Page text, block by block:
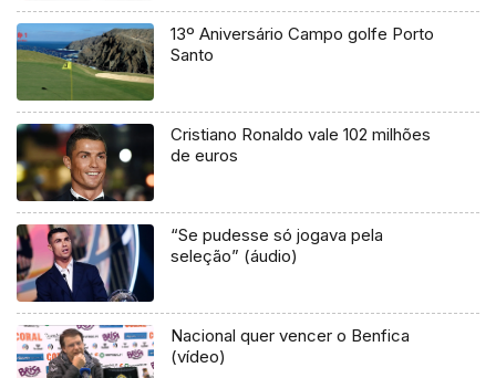
13º Aniversário Campo golfe Porto
Santo
Cristiano Ronaldo vale 102 milhões
de euros
“Se pudesse só jogava pela
seleção” (áudio)
Nacional quer vencer o Benfica
(vídeo)